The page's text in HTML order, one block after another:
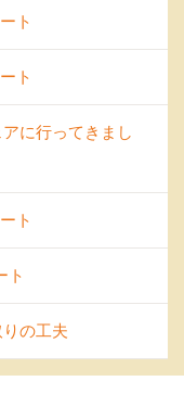
ト
ト
に行ってきまし
ト
ト
の工夫